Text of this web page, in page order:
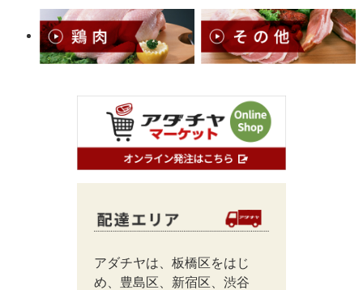
アダチヤは、板橋区をはじ
め、豊島区、新宿区、渋谷